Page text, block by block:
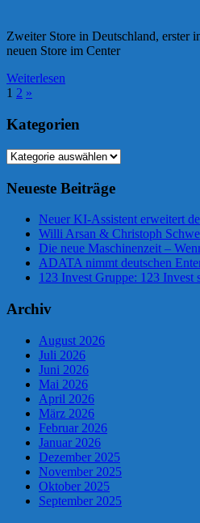
Zweiter Store in Deutschland, erster
neuen Store im Center
Weiterlesen
Seitennummerierung
der
Beiträge
1 2 Nächste
»
Kategorien
Kategorien
Neueste Beiträge
Neuer KI-Assistent erweitert
Willi Arsan & Christoph
Die neue Maschinenzeit –
ADATA nimmt deutschen
123 Invest Gruppe: 123 Invest
Archiv
August 2026
Juli 2026
Juni 2026
Mai 2026
April 2026
März 2026
Februar 2026
Januar 2026
Dezember 2025
November 2025
Oktober 2025
September 2025